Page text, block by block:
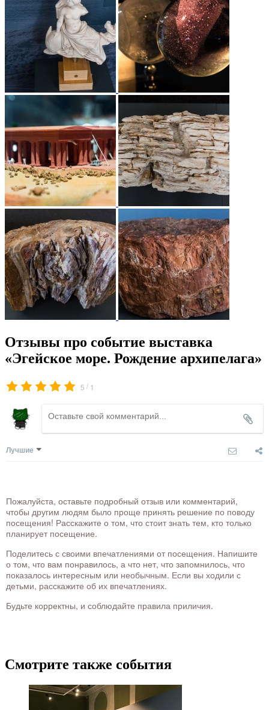
Отзывы про событие выставка
«Эгейское море. Рождение архипелага»
5 / 1
Лучшие
Пожалуйста, оставьте подробный отзыв или комментарий,
чтобы другим людям было проще принять решение по поводу
посещения! Расскажите о том, что стоит знать тем, кто только
планирует посещение.
Поделитесь с своими впечатлениями от посещения. Напишите
о том, что вам понравилось, а что нет, что запомнилось, что
показалось интересным или необычным. Если вы ходили с
детьми, расскажите об их впечатлениях.
Будьте корректны, и соблюдайте правила приличия.
Смотрите также события